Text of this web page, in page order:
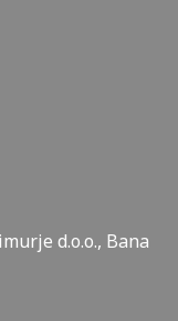
d.o.o., Bana